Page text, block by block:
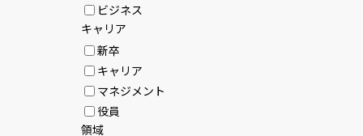
ビジネス
キャリア
新卒
キャリア
マネジメント
役員
領域